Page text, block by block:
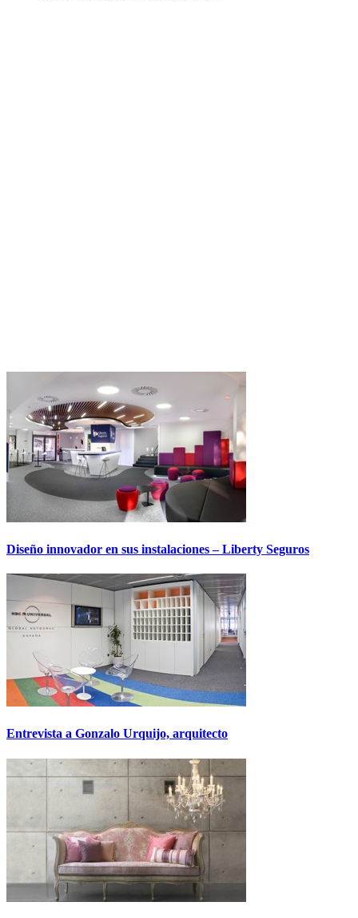
Diseño innovador en sus instalaciones – Liberty Seguros
Entrevista a Gonzalo Urquijo, arquitecto